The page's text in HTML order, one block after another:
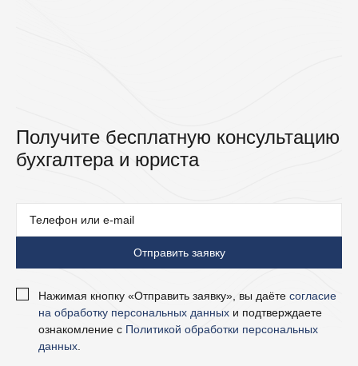
Получите бесплатную консультацию
бухгалтера и юриста
Нажимая кнопку «Отправить заявку», вы даёте согласие
на обработку персональных данных и подтверждаете
ознакомление с Политикой обработки персональных
данных.